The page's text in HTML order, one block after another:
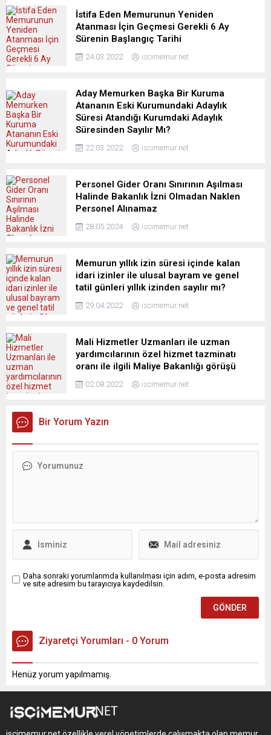
İstifa Eden Memurunun Yeniden
Atanması İçin Geçmesi Gerekli 6 Ay
Sürenin Başlangıç Tarihi
24.03.2022 iscimemur.net
Aday Memurken Başka Bir Kuruma
Atananın Eski Kurumundaki Adaylık
Süresi Atandığı Kurumdaki Adaylık
Süresinden Sayılır Mı?
22.03.2022 iscimemur.net
Personel Gider Oranı Sınırının Aşılması
Halinde Bakanlık İzni Olmadan Naklen
Personel Alınamaz
28.05.2024 iscimemur.net
Memurun yıllık izin süresi içinde kalan
idari izinler ile ulusal bayram ve genel
tatil günleri yıllık izinden sayılır mı?
29.04.2022 iscimemur.net
Mali Hizmetler Uzmanları ile uzman
yardımcılarının özel hizmet tazminatı
oranı ile ilgili Maliye Bakanlığı görüşü
02.08.2022 iscimemur.net
Bir Yorum Yazın
Daha sonraki yorumlarımda kullanılması için adım, e-posta adresim
ve site adresim bu tarayıcıya kaydedilsin.
Ziyaretçi Yorumları - 0 Yorum
Henüz yorum yapılmamış.